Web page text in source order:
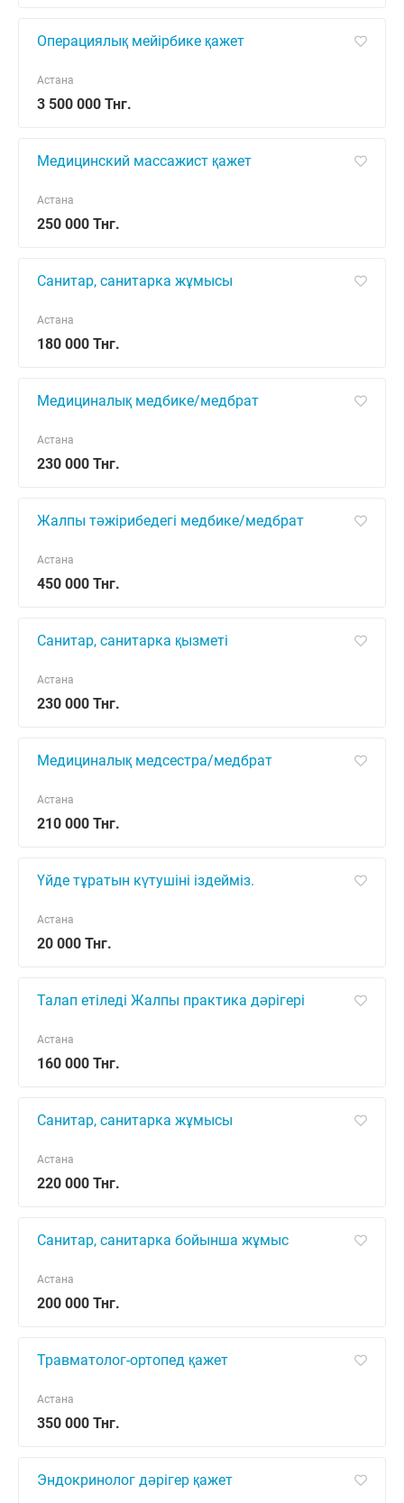
Операциялық мейірбике қажет
3 500 000 Тнг.
Астана
Медицинский массажист қажет
250 000 Тнг.
Астана
Санитар, санитарка жұмысы
180 000 Тнг.
Астана
Медициналық медбике/медбрат
230 000 Тнг.
Астана
Жалпы тәжірибедегі медбике/медбрат
450 000 Тнг.
Астана
Санитар, санитарка қызметі
230 000 Тнг.
Астана
Медициналық медсестра/медбрат
210 000 Тнг.
Астана
Үйде тұратын күтушіні іздейміз.
20 000 Тнг.
Астана
Талап етіледі Жалпы практика дәрігері
160 000 Тнг.
Астана
Санитар, санитарка жұмысы
220 000 Тнг.
Астана
Санитар, санитарка бойынша жұмыс
200 000 Тнг.
Астана
Травматолог-ортопед қажет
350 000 Тнг.
Астана
Эндокринолог дәрігер қажет